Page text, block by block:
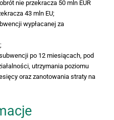
nie przekracza 50 mln EUR
43 mln EU;
wypłacanej za
po 12 miesiącach, pod
utrzymania poziomu
oraz zanotowania straty na